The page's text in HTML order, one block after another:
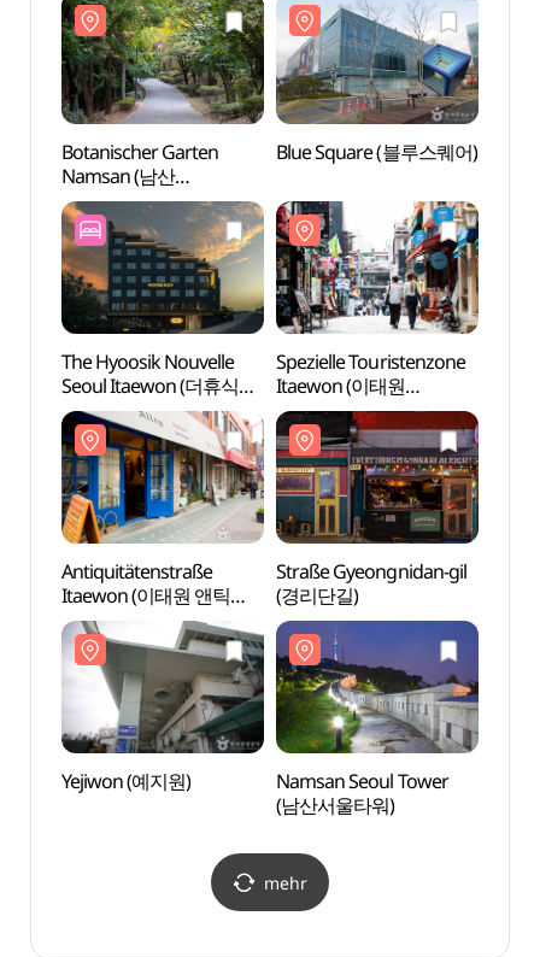
Botanischer Garten
Namsan (남산
야외식물원)
Blue Square (블루스퀘어)
The Hyoosik Nouvelle
Seoul Itaewon (더휴식
누베르 서울 이태원점)
Spezielle Touristenzone
Itaewon (이태원
관광특구)
Antiquitätenstraße
Itaewon (이태원 앤틱
가구 거리)
Straße Gyeongnidan-gil
(경리단길)
Yejiwon (예지원)
Namsan Seoul Tower
(남산서울타워)
mehr